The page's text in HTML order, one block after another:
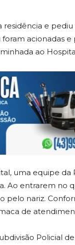
e pediu
acionadas e
ao
uma equipe da
Ao entrarem no
pelo nariz.
de
Policial